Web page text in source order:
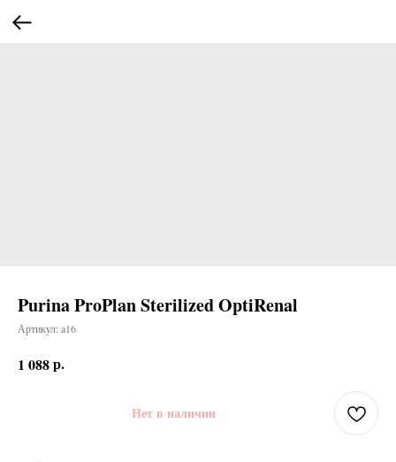
Purina ProPlan Sterilized OptiRenal
Артикул: a16
1 088р.
Нет в наличии